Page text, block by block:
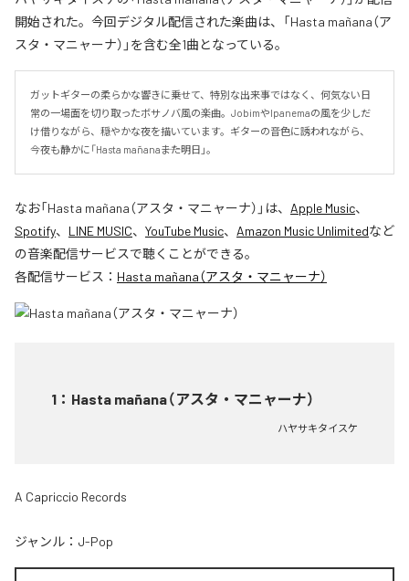
開始された。今回デジタル配信された楽曲は、「Hasta mañana（ア
スタ・マニャーナ）」を含む全1曲となっている。
ガットギターの柔らかな響きに乗せて、特別な出来事ではなく、何気ない日
常の一場面を切り取ったボサノバ風の楽曲。JobimやIpanemaの風を少しだ
け借りながら、穏やかな夜を描いています。ギターの音色に誘われながら、
今夜も静かに「Hasta mañana――また明日」。
なお「Hasta mañana（アスタ・マニャーナ） 」は、 Apple Music、
Spotify、 LINE MUSIC、 YouTube Music、 Amazon Music Unlimitedなど
の音楽配信サービスで聴くことができる。
各配信サービス： Hasta mañana（アスタ・マニャーナ）
1 ： Hasta mañana（アスタ・マニャーナ）
ハヤサキタイスケ
A Capriccio Records
ジャンル： J-Pop